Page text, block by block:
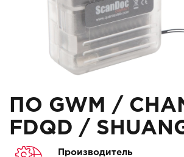
ПО GWM /
FDQD /
Производитель